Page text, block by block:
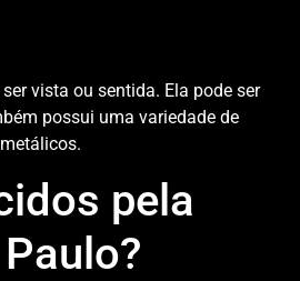
vista ou sentida. Ela pode ser
possui uma variedade de
pela